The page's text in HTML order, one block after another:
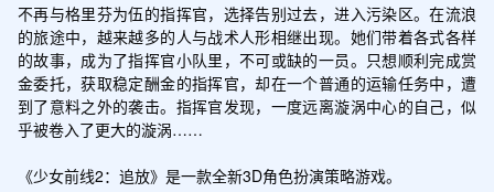
不再与格里芬为伍的指挥官，选择告别过去，进入污染区。在流浪
的旅途中，越来越多的人与战术人形相继出现。她们带着各式各样
的故事，成为了指挥官小队里，不可或缺的一员。只想顺利完成赏
金委托，获取稳定酬金的指挥官，却在一个普通的运输任务中，遭
到了意料之外的袭击。指挥官发现，一度远离漩涡中心的自己，似
乎被卷入了更大的漩涡……
《少女前线2：追放》是一款全新3D角色扮演策略游戏。